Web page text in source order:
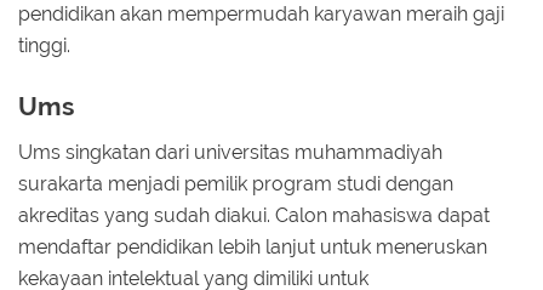
pendidikan akan mempermudah karyawan meraih gaji
tinggi.
Ums
Ums singkatan dari universitas muhammadiyah
surakarta menjadi pemilik program studi dengan
akreditas yang sudah diakui. Calon mahasiswa dapat
mendaftar pendidikan lebih lanjut untuk meneruskan
kekayaan intelektual yang dimiliki untuk